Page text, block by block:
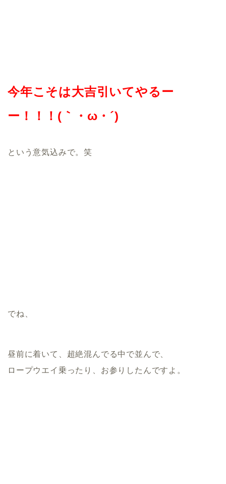
今年こそは大吉引いてやるー
ー！！！(｀・ω・´)
という意気込みで。笑
でね、
昼前に着いて、超絶混んでる中で並んで、
ロープウエイ乗ったり、お参りしたんですよ。